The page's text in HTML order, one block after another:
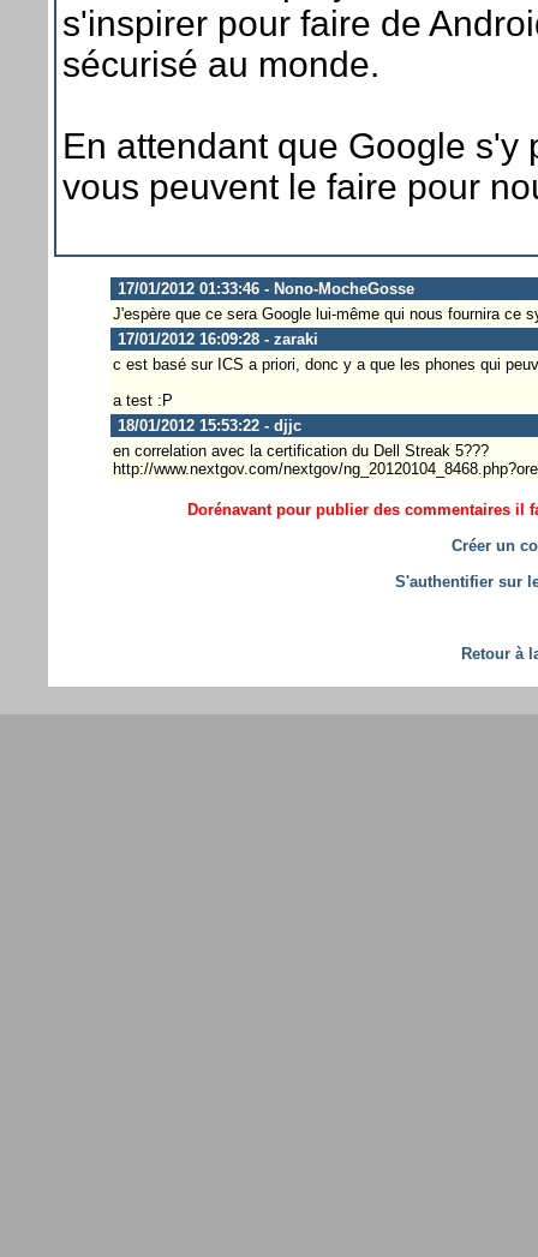
s'inspirer pour faire de
sécurisé au monde.
En attendant que Google
vous peuvent le faire pour
17/01/2012 01:33:46 - Nono-MocheGosse
J'espère que ce sera Google lui-même qui nous fournira ce
17/01/2012 16:09:28 - zaraki
c est basé sur ICS a priori, donc y a que les phones qui
a test :P
18/01/2012 15:53:22 - djjc
en correlation avec la certification du Dell Streak 5???
http://www.nextgov.com/nextgov/
Dorénavant pour publier des commentaires il
Créer un
S'authentifier sur
Retour à